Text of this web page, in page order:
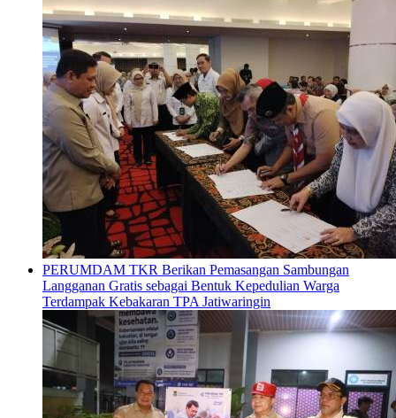
PERUMDAM TKR Berikan Pemasangan Sambungan
Langganan Gratis sebagai Bentuk Kepedulian Warga
Terdampak Kebakaran TPA Jatiwaringin